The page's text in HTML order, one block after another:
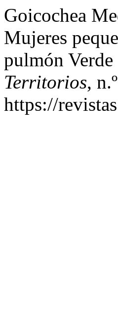
Goicochea
Mujeres
pulmón
Territorios,
https://